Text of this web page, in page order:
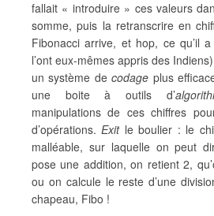
fallait « introduire » ces valeurs
somme, puis la retranscrire en
Fibonacci arrive, et hop, ce qu’il
l’ont eux-mêmes appris des
un système decodage plus
une boite à outils d’
manipulations de ces chiffres
d’opérations.Exitle boulier : le
malléable, sur laquelle on peut
pose une addition, on retient 2,
ou on calcule le reste d’une
chapeau, Fibo !